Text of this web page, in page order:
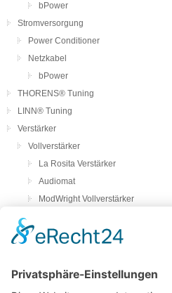
bPower
Stromversorgung
Power Conditioner
Netzkabel
bPower
THORENS® Tuning
LINN® Tuning
Verstärker
Vollverstärker
La Rosita Verstärker
Audiomat
ModWright Vollverstärker
Crayon
Vorverstärker